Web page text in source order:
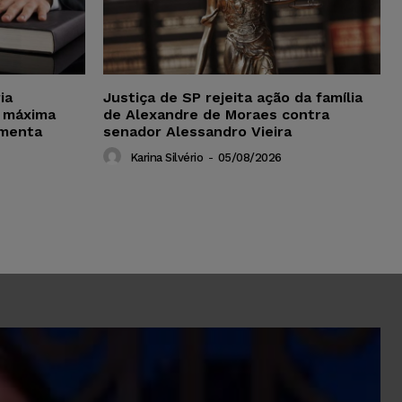
Justiça de SP rejeita ação da família
de Alexandre de Moraes contra
senador Alessandro Vieira
Karina Silvério - 05/08/2026